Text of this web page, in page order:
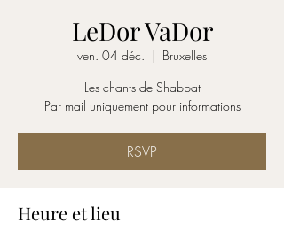
LeDor VaDor
ven. 04 déc.
  |
Bruxelles
Les chants de Shabbat
Par mail uniquement pour informations
RSVP
Heure et lieu